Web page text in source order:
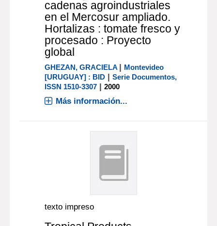
cadenas agroindustriales
en el Mercosur ampliado.
Hortalizas : tomate fresco y
procesado : Proyecto
global
GHEZAN, GRACIELA | Montevideo
[URUGUAY] : BID |Serie Documentos,
ISSN 1510-3307 |2000
Más información...
texto impreso